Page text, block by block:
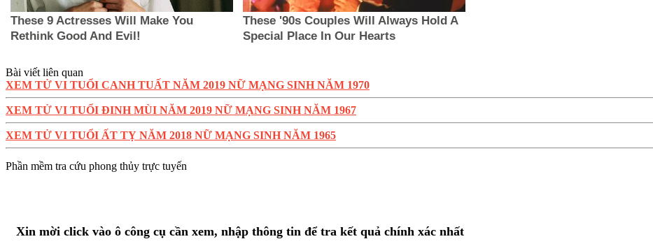
Bài viết liên quan
XEM TỬ VI TUỔI CANH TUẤT NĂM 2019 NỮ MẠNG SINH NĂM 1970
XEM TỬ VI TUỔI ĐINH MÙI NĂM 2019 NỮ MẠNG SINH NĂM 1967
XEM TỬ VI TUỔI ẤT TỴ NĂM 2018 NỮ MẠNG SINH NĂM 1965
Phần mềm tra cứu phong thủy trực tuyến
Xin mời click vào ô công cụ cần xem, nhập thông tin để tra kết quả chính xác nhất